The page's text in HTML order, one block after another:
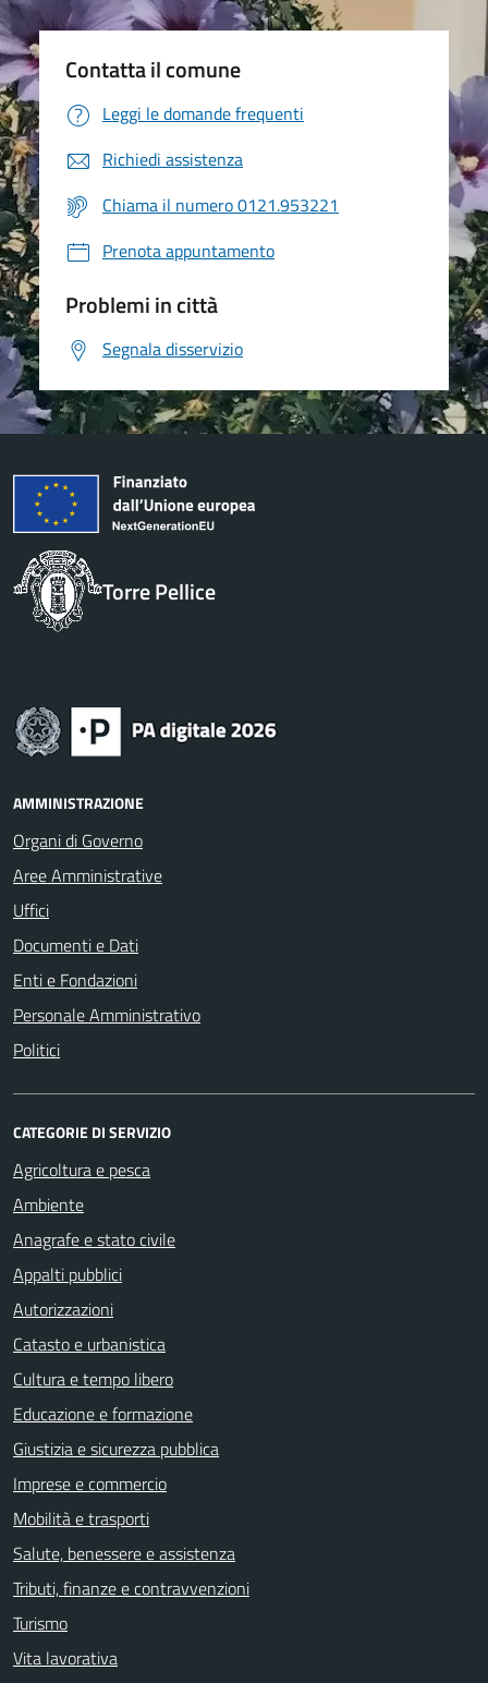
Contatta il comune
Leggi le domande frequenti
Richiedi assistenza
Chiama il numero 0121.953221
Prenota appuntamento
Problemi in città
Segnala disservizio
Torre Pellice
AMMINISTRAZIONE
Organi di Governo
Aree Amministrative
Uffici
Documenti e Dati
Enti e Fondazioni
Personale Amministrativo
Politici
CATEGORIE DI SERVIZIO
Agricoltura e pesca
Ambiente
Anagrafe e stato civile
Appalti pubblici
Autorizzazioni
Catasto e urbanistica
Cultura e tempo libero
Educazione e formazione
Giustizia e sicurezza pubblica
Imprese e commercio
Mobilità e trasporti
Salute, benessere e assistenza
Tributi, finanze e contravvenzioni
Turismo
Vita lavorativa